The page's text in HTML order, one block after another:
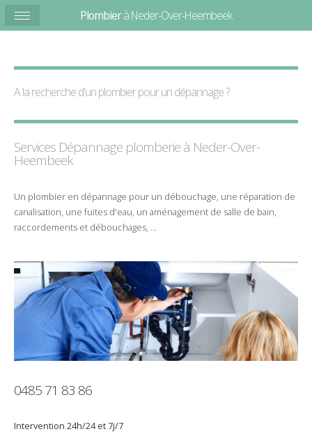
A la recherche d'un plombier pour undépannage?
Services Dépannage plomberie à Neder-Over-
Heembeek
Un plombier en dépannage pour un débouchage, une réparation de
canalisation, une fuites d'eau, un aménagement de salle de bain,
raccordements et débouchages, ...
0485 71 83 86
Intervention 24h/24et 7j/7
Plombierà Neder-Over-Heembeek